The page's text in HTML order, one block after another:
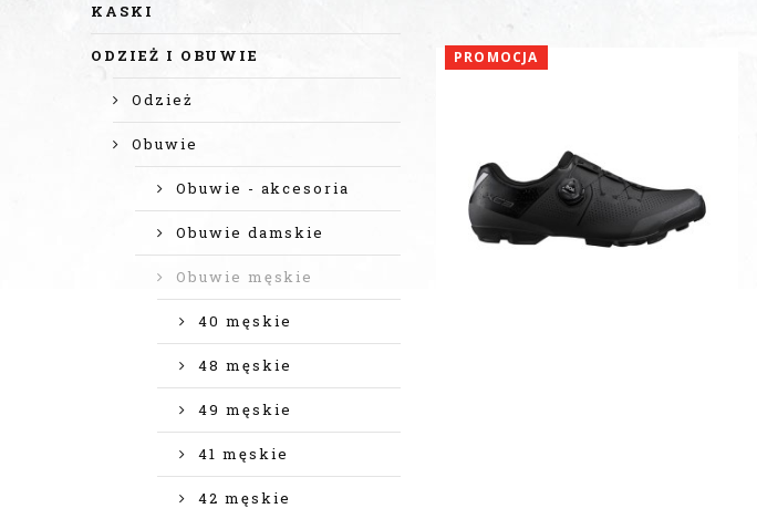
KASKI
ODZIEŻ I OBUWIE
Odzież
Obuwie
Obuwie - akcesoria
Obuwie damskie
Obuwie męskie
40 męskie
48 męskie
49 męskie
41 męskie
42 męskie
PROMOCJA